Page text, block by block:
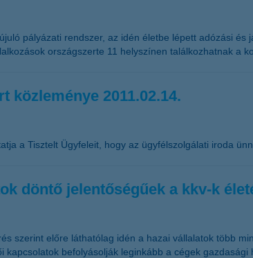
pályázati rendszer, az idén életbe lépett adózási
országszerte 11 helyszínen találkozhatnak a
közleménye 2011.02.14.
a Tisztelt Ügyfeleit, hogy az ügyfélszolgálati iroda
döntő jelentőségűek a kkv-k
szerint előre láthatólag idén a hazai vállalatok több
kapcsolatok befolyásolják leginkább a cégek